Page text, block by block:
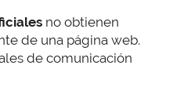
no obtienen
de una página web.
de comunicación